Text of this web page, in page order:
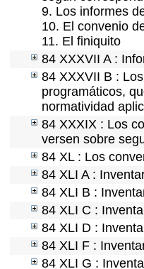
9. Los informes
10. El convenio
11. El finiquito
84 XXXVII A :
84 XXXVII B :
programáticos,
normatividad
84 XXXIX : Los
versen sobre
84 XL : Los
84 XLI A :
84 XLI B :
84 XLI C :
84 XLI D :
84 XLI F :
84 XLI G :